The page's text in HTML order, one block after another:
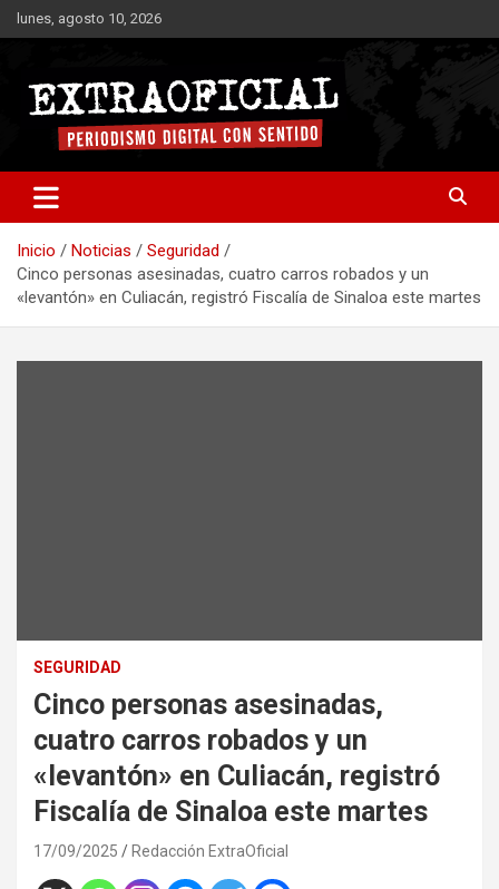
Saltar
al
lunes, agosto 10, 2026
Extraoficial
Inicio Noticias
Seguridad
Cinco personas asesinadas, cuatro carros robados y un
«levantón» en Culiacán, registró Fiscalía de Sinaloa este martes
SEGURIDAD
Cinco personas asesinadas,
cuatro carros robados y un
«levantón» en Culiacán, registró
Fiscalía de Sinaloa este martes
17/09/2025 Redacción ExtraOficial